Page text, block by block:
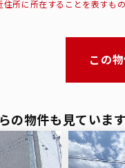
所に所在することを表すも
この
の物件も見ています